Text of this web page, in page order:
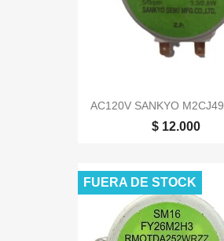
AC120V SANKYO
$ 12.000
FUERA DE STOCK